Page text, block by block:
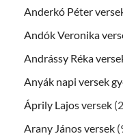
Anderkó Péter
Andók Veronika
Andrássy Réka
Anyák napi versek
Áprily Lajos versek
Arany János versek